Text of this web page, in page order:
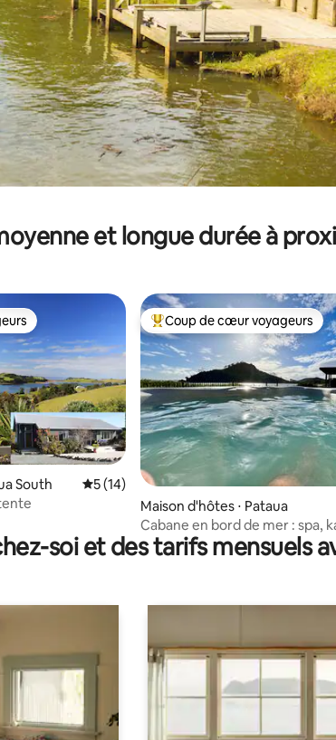
et longue durée à
de 17 commentaires : 5 sur 5
South Évaluation moyenne sur la base de 14
5 (14)
Coups de cœur voyageurs les
Coup de cœur voyageurs
Maison d'hôtes ⋅ Pataua
Cabane en bord de mer : spa,
vélos
soi et des tarifs mensuels